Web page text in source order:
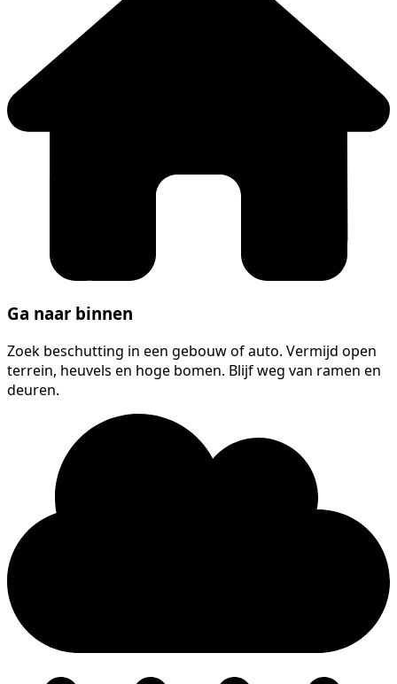
Ga naar binnen
Zoek beschutting in een gebouw of auto. Vermijd open
terrein, heuvels en hoge bomen. Blijf weg van ramen en
deuren.